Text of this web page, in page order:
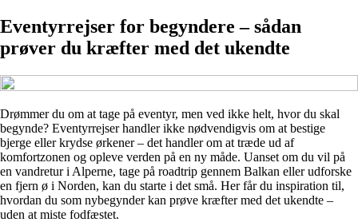
Eventyrrejser for begyndere – sådan
prøver du kræfter med det ukendte
Drømmer du om at tage på eventyr, men ved ikke helt, hvor du skal
begynde? Eventyrrejser handler ikke nødvendigvis om at bestige
bjerge eller krydse ørkener – det handler om at træde ud af
komfortzonen og opleve verden på en ny måde. Uanset om du vil på
en vandretur i Alperne, tage på roadtrip gennem Balkan eller udforske
en fjern ø i Norden, kan du starte i det små. Her får du inspiration til,
hvordan du som nybegynder kan prøve kræfter med det ukendte –
uden at miste fodfæstet.